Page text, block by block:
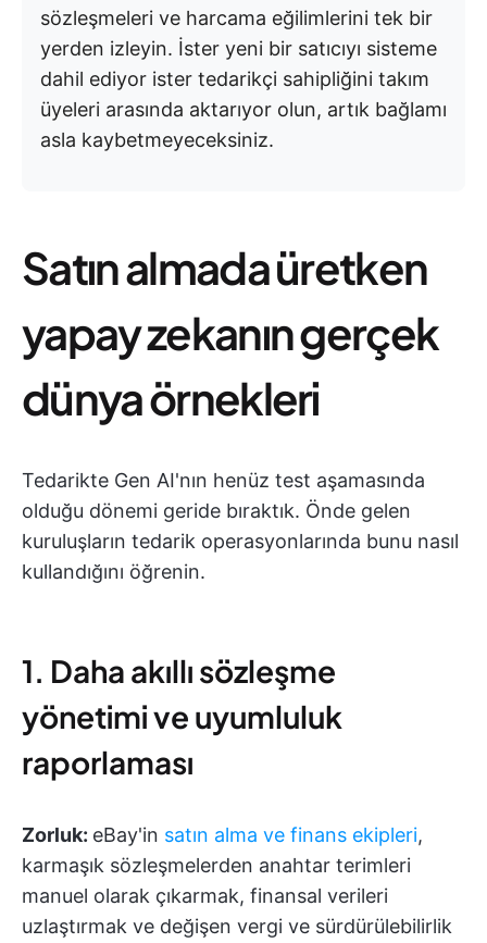
sözleşmeleri ve harcama eğilimlerini tek bir
yerden izleyin. İster yeni bir satıcıyı sisteme
dahil ediyor ister tedarikçi sahipliğini takım
üyeleri arasında aktarıyor olun, artık bağlamı
asla kaybetmeyeceksiniz.
Satın almada üretken
yapay zekanın gerçek
dünya örnekleri
Tedarikte Gen AI'nın henüz test aşamasında
olduğu dönemi geride bıraktık. Önde gelen
kuruluşların tedarik operasyonlarında bunu nasıl
kullandığını öğrenin.
1. Daha akıllı sözleşme
yönetimi ve uyumluluk
raporlaması
Zorluk: eBay'in satın alma ve finans ekipleri,
karmaşık sözleşmelerden anahtar terimleri
manuel olarak çıkarmak, finansal verileri
uzlaştırmak ve değişen vergi ve sürdürülebilirlik